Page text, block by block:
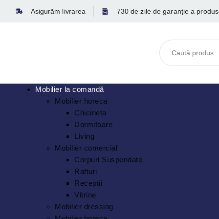
Asigurăm livrarea 730 de zile de garanție a
Mobilier la comandă
Mobilier horeca
Chicineta
Dormitoare
Living
Mobilier comercial
Corpuri Suspendate
Rafturi
Receptii
Vitrine
Mobilier dressing